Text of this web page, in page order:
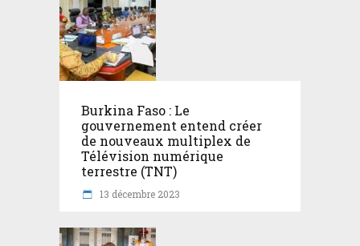
Burkina Faso : Le
gouvernement entend créer
de nouveaux multiplex de
Télévision numérique
terrestre (TNT)
13 décembre 2023